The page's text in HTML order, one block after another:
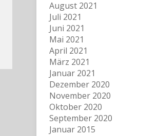
August 2021
Juli 2021
Juni 2021
Mai 2021
April 2021
März 2021
Januar 2021
Dezember 2020
November 2020
Oktober 2020
September 2020
Januar 2015